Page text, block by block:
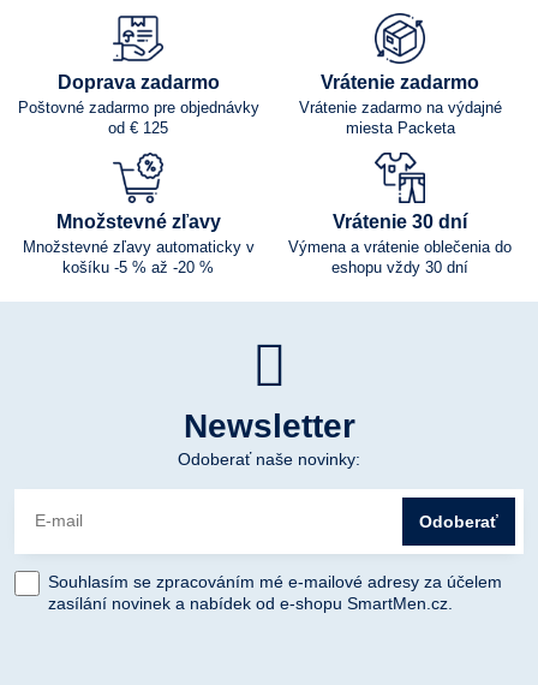
Doprava zadarmo
Poštovné zadarmo pre objednávky
od € 125
Vrátenie zadarmo
Vrátenie zadarmo na výdajné
miesta Packeta
Množstevné zľavy
Množstevné zľavy automaticky v
košíku -5 % až -20 %
Vrátenie 30 dní
Výmena a vrátenie oblečenia do
eshopu vždy 30 dní
Newsletter
Odoberať naše novinky:
Odoberať
Souhlasím se zpracováním mé e-mailové adresy za účelem
zasílání novinek a nabídek od e-shopu SmartMen.cz.